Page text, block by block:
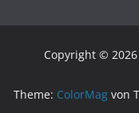
Copyright © 2026
Theme: ColorMag von